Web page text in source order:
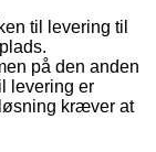
til levering til
på den anden
levering er
kræver at